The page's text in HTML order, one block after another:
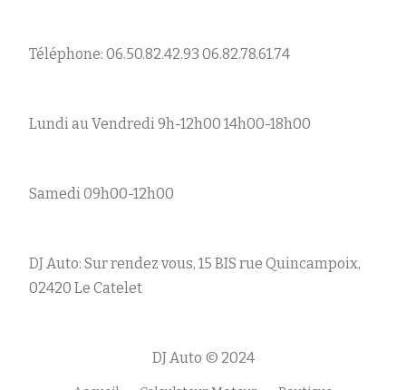
Téléphone: 06.50.82.42.93 06.82.78.61.74
Lundi au Vendredi 9h-12h00 14h00-18h00
Samedi 09h00-12h00
DJ Auto: Sur rendez vous, 15 BIS rue Quincampoix,
02420 Le Catelet
DJ Auto © 2024